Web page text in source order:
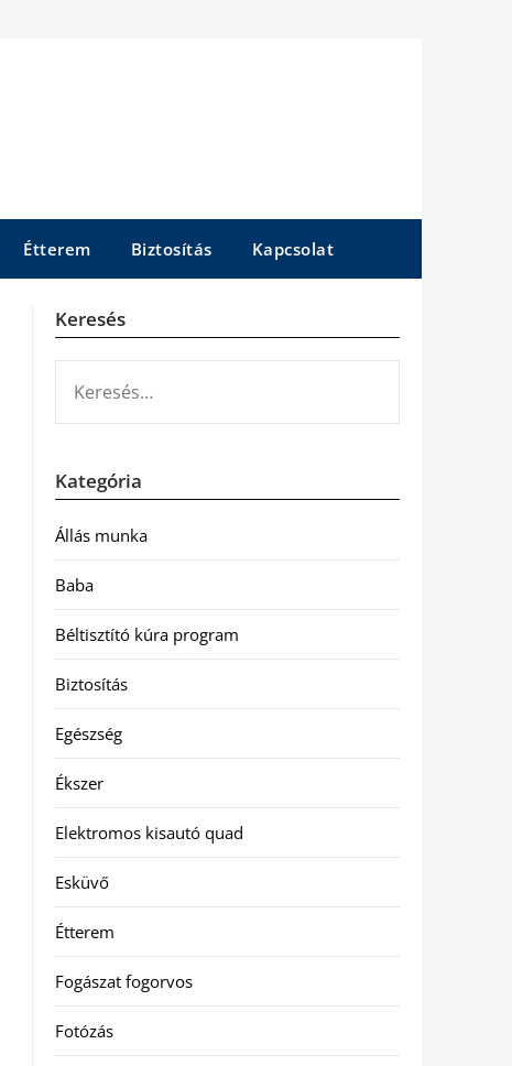
Étterem Biztosítás Kapcsolat
Keresés
Kategória
Állás munka
Baba
Béltisztító kúra program
Biztosítás
Egészség
Ékszer
Elektromos kisautó quad
Esküvő
Étterem
Fogászat fogorvos
Fotózás